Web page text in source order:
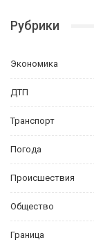
Рубрики
Экономика
ДТП
Транспорт
Погода
Происшествия
Общество
Граница